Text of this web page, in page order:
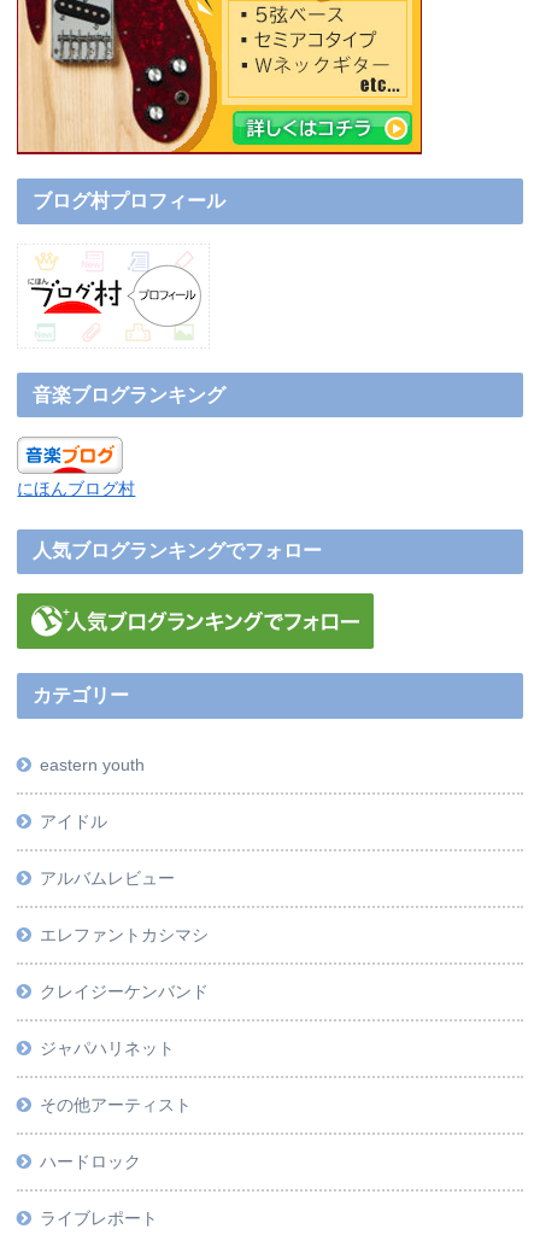
ブログ村プロフィール
音楽ブログランキング
にほんブログ村
人気ブログランキングでフォロー
カテゴリー
eastern youth
アイドル
アルバムレビュー
エレファントカシマシ
クレイジーケンバンド
ジャパハリネット
その他アーティスト
ハードロック
ライブレポート